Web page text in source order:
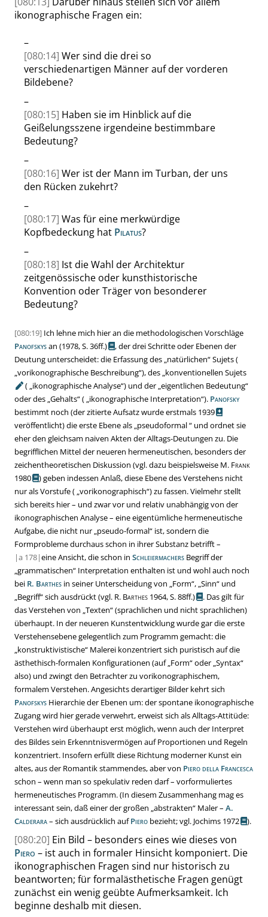
ikonographische Fragen ein:
–
[080:14] Wer sind die drei so
verschiedenartigen Männer auf der vorderen
Bildebene?
–
[080:15] Haben sie im Hinblick auf die
Geißelungsszene irgendeine bestimmbare
Bedeutung?
–
[080:16] Wer ist der Mann im Turban, der uns
den Rücken zukehrt?
–
[080:17] Was für eine merkwürdige
Kopfbedeckung hat Pilatus?
–
[080:18] Ist die Wahl der Architektur
zeitgenössische oder kunsthistorische
Konvention oder Träger von besonderer
Bedeutung?
[080:19] Ich lehne mich hier an die methodologischen Vorschläge
Panofskysan (1978,S. 36ff.)
, der drei Schritte oder Ebenen der
Deutung unterscheidet: die Erfassung des „natürlichen“Sujets (
„vorikonographische Beschreibung“), des „konventionellen Sujets
( „ikonographische Analyse“) und der „eigentlichen Bedeutung“
oder des „Gehalts“( „ikonographische Interpretation“). Panofsky
bestimmt noch (der zitierte Aufsatz wurdeerstmals 1939
veröffentlicht) die erste Ebene als „pseudoformal“ und ordnet sie
eher den gleichsam naiven Akten derAlltags-Deutungen zu. Die
begrifflichen Mittel der neueren hermeneutischen, besonders der
zeichentheoretischen Diskussion (vgl. dazu beispielsweise M. Frank
1980
) geben indessen Anlaß, diese Ebene des Verstehens nicht
nur als Vorstufe ( „vorikonographisch“) zu fassen. Vielmehr stellt
sich bereits hier – und zwar vor und relativ unabhängig von der
ikonographischen Analyse – eine eigentümliche hermeneutische
Aufgabe, die nicht nur „pseudo-formal“ ist, sondern die
Formprobleme durchaus schon in ihrer Substanz betrifft –
|a 178|eine Ansicht, die schon in Schleiermachers Begriff der
„grammatischen“ Interpretation enthalten ist und wohl auch noch
bei R. Barthes in seiner Unterscheidung von „Form“, „Sinn“ und
„Begriff“sich ausdrückt(vgl. R. Barthes 1964,S.88ff.)
. Das gilt für
das Verstehen von „Texten“(sprachlichen und nicht sprachlichen)
überhaupt. In der neueren Kunstentwicklung wurde gar die erste
Verstehensebene gelegentlich zum Programm gemacht: die
„konstruktivistische“ Malerei konzentriert sich puristisch auf die
ästhethisch-formalen Konfigurationen (auf„Form“oder „Syntax“
also) und zwingt den Betrachter zu vorikonographischem,
formalem Verstehen. Angesichts derartiger Bilder kehrt sich
Panofskys Hierarchie der Ebenen um: der spontane ikonographische
Zugang wird hier gerade verwehrt, erweist sich als Alltags-Attitüde:
Verstehen wird überhaupt erst möglich, wenn auch der Interpret
des Bildes sein Erkenntnisvermögen auf Proportionen und Regeln
konzentriert. Insofern erfüllt diese Richtung moderner Kunst ein
altes, aus der Romantik stammendes, aber von Piero della Francesca
schon – wenn man so spekulativ reden darf – vorformuliertes
hermeneutisches Programm. (In diesem Zusammenhang mag es
interessant sein, daß einer der großen „abstrakten“ Maler – A.
Calderara– sich ausdrücklich aufPiero bezieht;vgl. Jochims 1972 ).
[080:20] Ein Bild – besonders eines wie dieses von
Piero – ist auch in formaler Hinsicht komponiert. Die
ikonographischen Fragen sind nur historisch zu
beantworten; für formalästhetische Fragen genügt
zunächst ein wenig geübte Aufmerksamkeit. Ich
beginne deshalb mit diesen.